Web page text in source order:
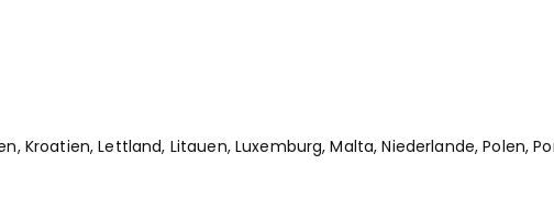
Kroatien, Lettland, Litauen, Luxemburg, Malta, Niederlande, Polen,